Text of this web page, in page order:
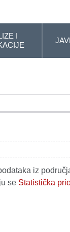
I
iz
se Statistička